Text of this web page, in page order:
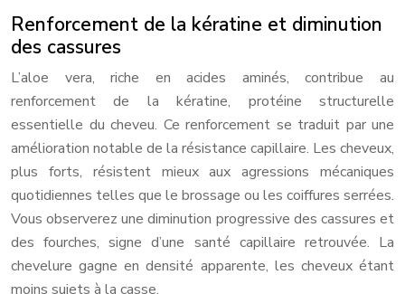
Renforcement de la kératine et diminution
des cassures
L’aloe vera, riche en acides aminés, contribue au
renforcement de la kératine, protéine structurelle
essentielle du cheveu. Ce renforcement se traduit par une
amélioration notable de la résistance capillaire. Les cheveux,
plus forts, résistent mieux aux agressions mécaniques
quotidiennes telles que le brossage ou les coiffures serrées.
Vous observerez une diminution progressive des cassures et
des fourches, signe d’une santé capillaire retrouvée. La
chevelure gagne en densité apparente, les cheveux étant
moins sujets à la casse.